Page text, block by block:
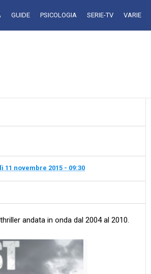
GUIDE PSICOLOGIA SERIE-TV VARIE
11 novembre 2015 - 09:30
andata in onda dal 2004 al 2010.